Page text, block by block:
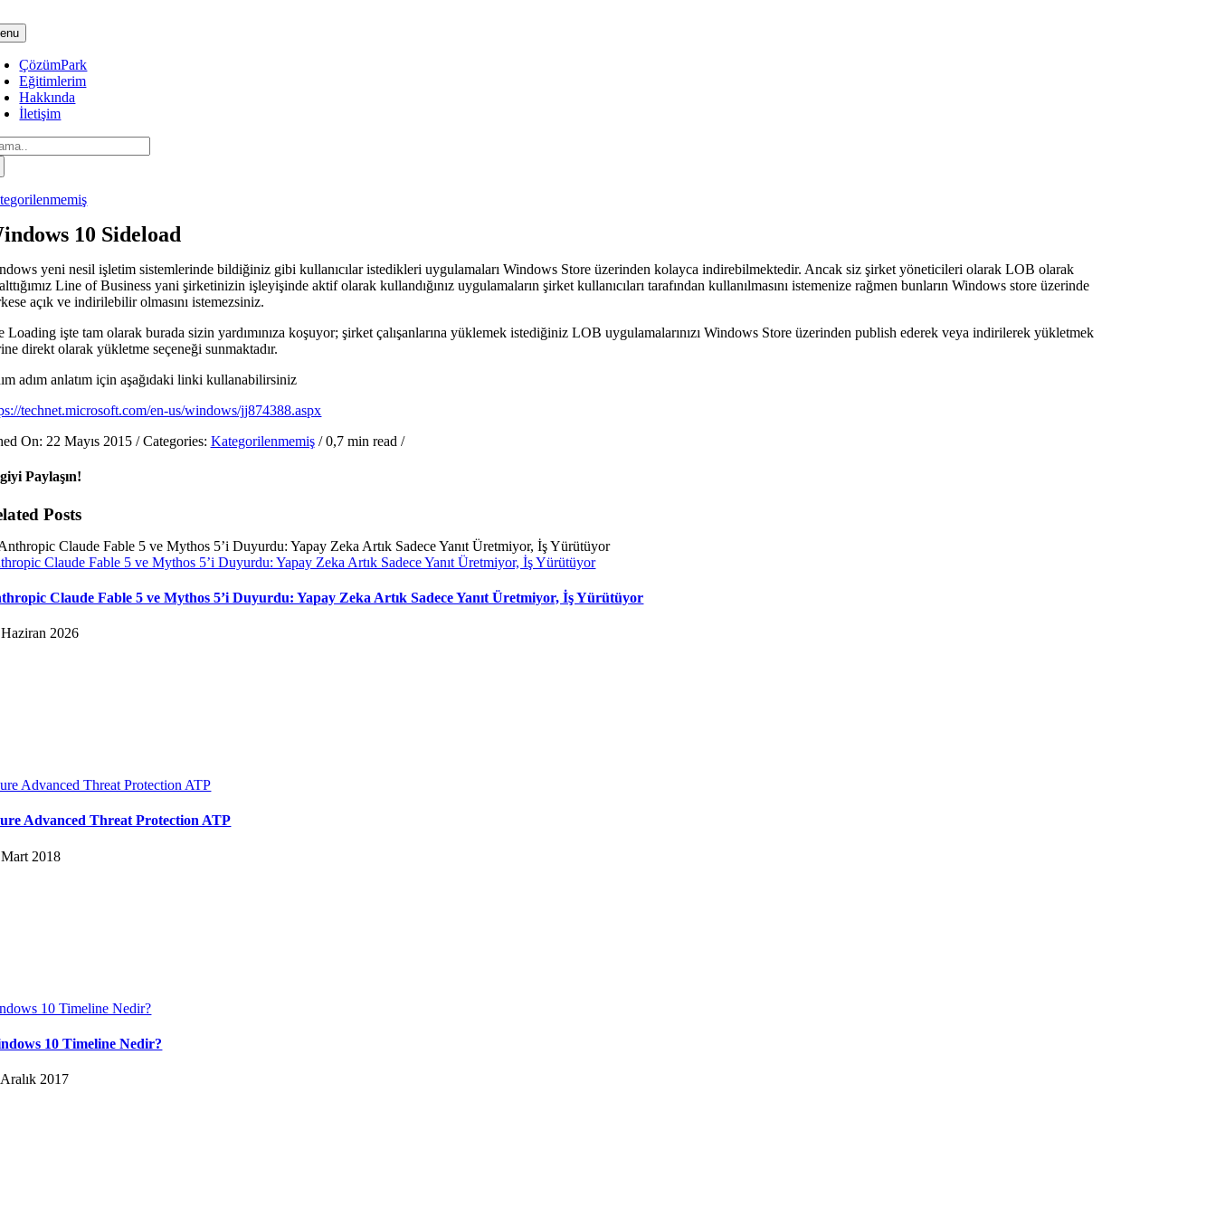
to
content
ÇözümPark
Eğitimlerim
Hakkında
İletişim
10 Sideload
yeni nesil işletim sistemlerinde bildiğiniz gibi kullanıcılar istedikleri uygulamaları Windows Store üzerinden kolayca indirebilmektedir. Ancak siz şirket yöneticileri olarak LOB olarak
Line of Business yani şirketinizin işleyişinde aktif olarak kullandığınız uygulamaların şirket kullanıcıları tarafından kullanılmasını istemenize rağmen bunların Windows store üzerinde
açık ve indirilebilir olmasını istemezsiniz.
Loading işte tam olarak burada sizin yardımınıza koşuyor; şirket çalışanlarına yüklemek istediğiniz LOB uygulamalarınızı Windows Store üzerinden publish ederek veya indirilerek yükletmek
direkt olarak yükletme seçeneği sunmaktadır.
adım anlatım için aşağıdaki linki kullanabilirsiniz
technet.microsoft.com/en-us/windows/jj874388.aspx
On: 22 Mayıs 2015/Categories: Kategorilenmemiş/0,7 min read /
Paylaşın!
Posts
Claude Fable 5 ve Mythos 5’i Duyurdu: Yapay Zeka Artık Sadece Yanıt Üretmiyor, İş Yürütüyor
Claude Fable 5 ve Mythos 5’i Duyurdu: Yapay Zeka Artık Sadece Yanıt Üretmiyor, İş Yürütüyor
2026
Advanced Threat Protection ATP
Advanced Threat Protection ATP
2018
10 Timeline Nedir?
10 Timeline Nedir?
2017